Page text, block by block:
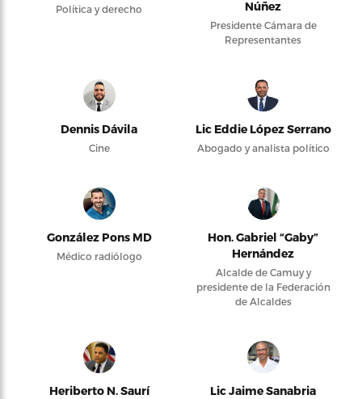
Política y derecho
Núñez
Presidente Cámara de
Representantes
Dennis Dávila
Cine
Lic Eddie López Serrano
Abogado y analista político
González Pons MD
Médico radiólogo
Hon. Gabriel “Gaby”
Hernández
Alcalde de Camuy y
presidente de la Federación
de Alcaldes
Heriberto N. Saurí Lic Jaime Sanabria